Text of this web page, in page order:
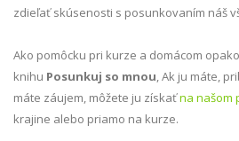
zdieľať skúsenosti s posunkovaním náš
Ako pomôcku pri kurze a domácom
knihu Posunkuj so mnou, Ak ju máte,
máte záujem, môžete ju získaťna našom
krajine alebo priamo na kurze.